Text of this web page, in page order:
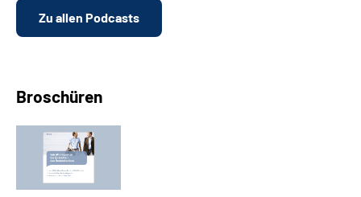
Zu allen Podcasts
Broschüren